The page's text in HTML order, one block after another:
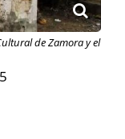
de Zamora y el